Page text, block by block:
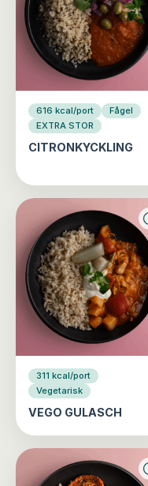
616 kcal/port
Fågel
EXTRA STOR
CITRONKYCKLING
311 kcal/port
Vegetarisk
VEGO GULASCH